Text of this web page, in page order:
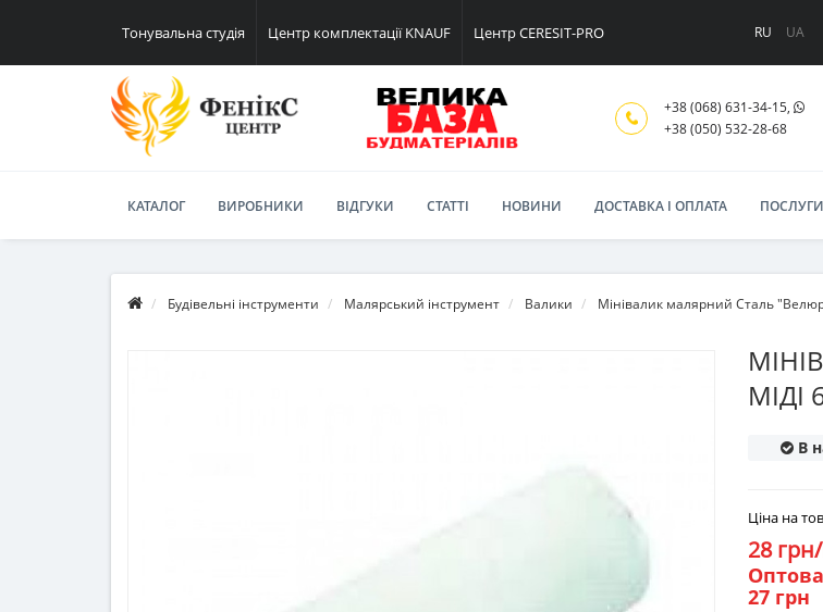
Тонувальна студія Центр комплектації KNAUF Центр CERESIT-PRO RU UA
+38 (068) 631-34-15,
+38 (050) 532-28-68
КАТАЛОГ ВИРОБНИКИ ВІДГУКИ СТАТТІ НОВИНИ ДОСТАВКА І ОПЛАТА ПОСЛУГИ
Будівельні інструменти Малярський інструмент Валики Мінівалик малярний Сталь
МІДІ
В
Ціна на
28
27 грн